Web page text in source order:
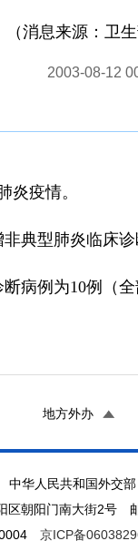
（消息来源：卫
2003-08-12
疫情。
型肺炎临床诊
例为10例（全
地方外办
中华人民共和国外交
区朝阳门南大街2号
京ICP备